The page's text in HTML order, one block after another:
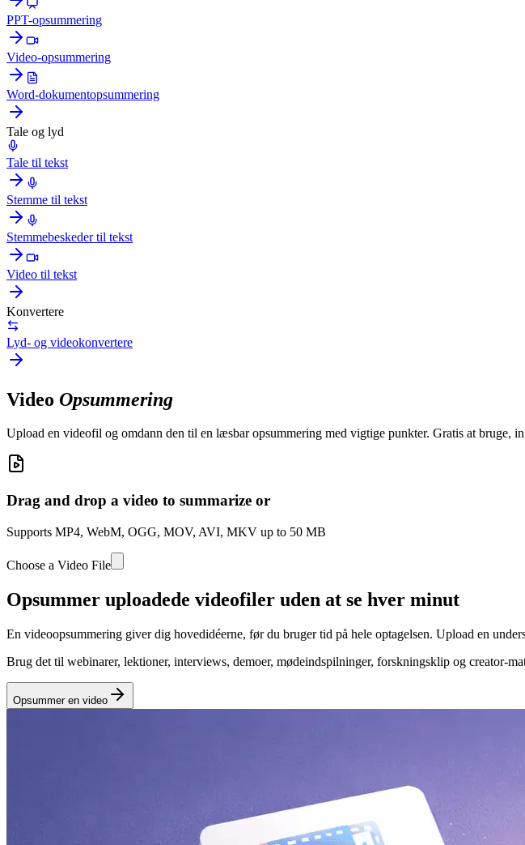
PPT-opsummering
Video-opsummering
Word-dokumentopsummering
Tale og lyd
Tale til tekst
Stemme til tekst
Stemmebeskeder til tekst
Video til tekst
Konvertere
Lyd- og videokonvertere
Video Opsummering
Upload en videofil og omdann den til en læsbar opsummering med vigtige punkter. Gratis at bruge,
Drag and drop a video to summarize or
Supports MP4, WebM, OGG, MOV, AVI, MKV up to 50 MB
Choose a Video File
Opsummer uploadede videofiler uden at se hver minut
En videoopsummering giver dig hovedidéerne, før du bruger tid på hele optagelsen. Upload en
Brug det til webinarer, lektioner, interviews, demoer, mødeindspilninger, forskningsklip og creator-
Opsummer en video